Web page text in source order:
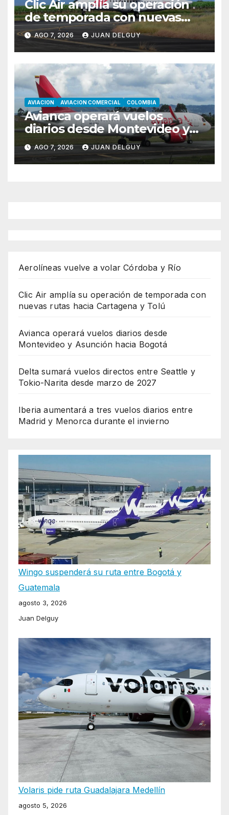
Clic Air amplía su operación
de temporada con nuevas
rutas hacia Cartagena y Tolú
AGO 7, 2026 JUAN DELGUY
AVIACION AVIACION COMERCIAL COLOMBIA
Avianca operará vuelos
diarios desde Montevideo y
Asunción hacia Bogotá
AGO 7, 2026 JUAN DELGUY
Aerolíneas vuelve a volar Córdoba y Río
Clic Air amplía su operación de temporada con
nuevas rutas hacia Cartagena y Tolú
Avianca operará vuelos diarios desde
Montevideo y Asunción hacia Bogotá
Delta sumará vuelos directos entre Seattle y
Tokio-Narita desde marzo de 2027
Iberia aumentará a tres vuelos diarios entre
Madrid y Menorca durante el invierno
Wingo suspenderá su ruta entre Bogotá y
Guatemala
agosto 3, 2026
Juan Delguy
Volaris pide ruta Guadalajara Medellín
agosto 5, 2026